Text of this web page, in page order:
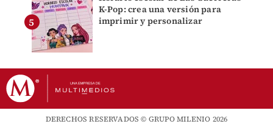
K-Pop: crea una versión para
imprimir y personalizar
DERECHOS RESERVADOS © GRUPO MILENIO 2026